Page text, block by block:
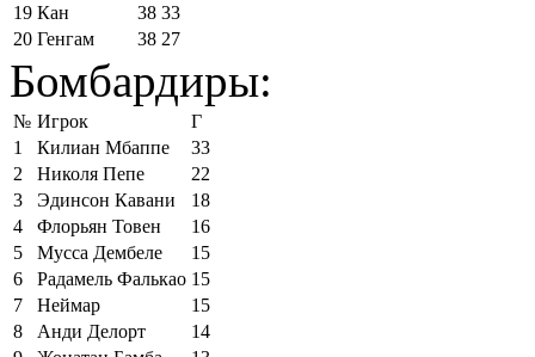
19 Кан 38 33
20 Генгам 38 27
Бомбардиры:
№ Игрок
Г
1
Килиан Мбаппе
33
2
Николя Пепе
22
3
Эдинсон Кавани
18
4
Флорьян Товен
16
5
Мусса Дембеле
15
6
Радамель Фалькао 15
7
Неймар
15
8
Анди Делорт
14